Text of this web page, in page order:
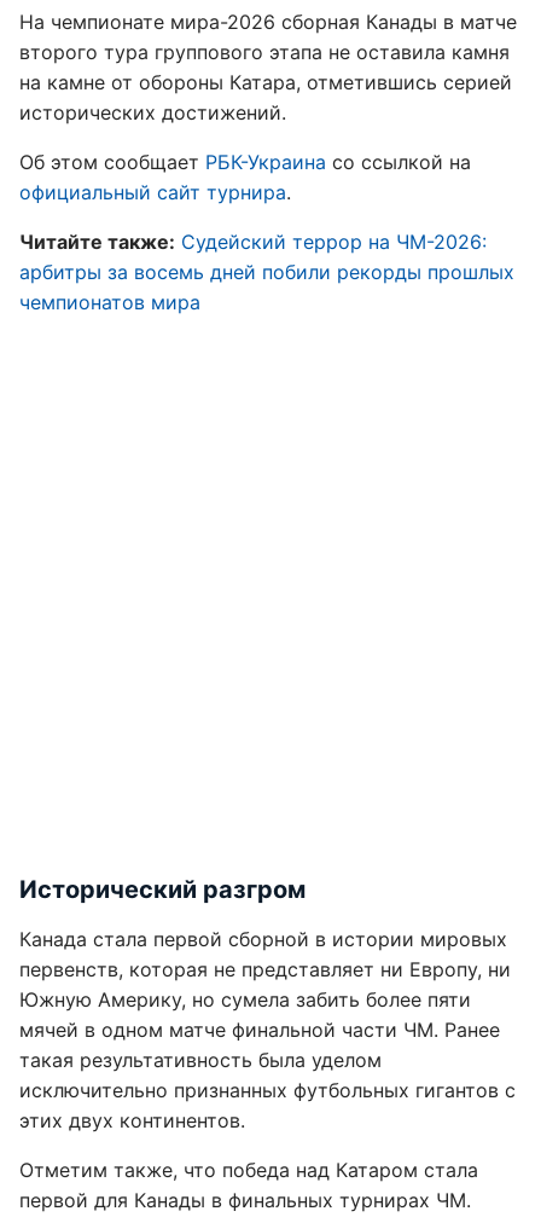
На чемпионате мира-2026 сборная Канады в матче
второго тура группового этапа не оставила камня
на камне от обороны Катара, отметившись серией
исторических достижений.
Об этом сообщает РБК-Украина со ссылкой на
официальный сайт турнира.
Читайте также: Судейский террор на ЧМ-2026:
арбитры за восемь дней побили рекорды прошлых
чемпионатов мира
Исторический разгром
Канада стала первой сборной в истории мировых
первенств, которая не представляет ни Европу, ни
Южную Америку, но сумела забить более пяти
мячей в одном матче финальной части ЧМ. Ранее
такая результативность была уделом
исключительно признанных футбольных гигантов с
этих двух континентов.
Отметим также, что победа над Катаром стала
первой для Канады в финальных турнирах ЧМ.